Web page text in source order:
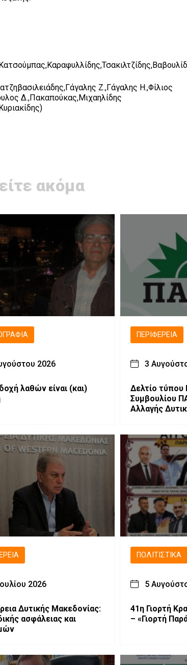
Ζ.,Γάγαλης Η.,Φίλιος
Δ.,Πακαπούκας,Μιχαηλίδης
ακόμα
2026
λαθών είναι (και)
ΠΕΡΙΦΈΡΕΙΑ
3
Δελτίο τύπου
Συμβουλίου
Αλλαγής
2026
Δυτικής Μακεδονίας:
ασφάλειας και
ΠΟΛΙΤΙΣΤΙΚΆ
5
41η Γιορτή
– «Γιορτή